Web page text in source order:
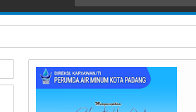
Paket Ganja Kering Siap Edar Disita